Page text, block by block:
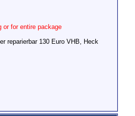
or for entire package
reparierbar 130 Euro VHB, Heck